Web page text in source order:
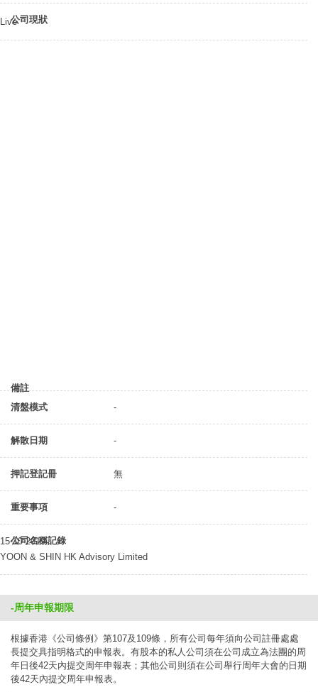
公司現狀
Live
備註
清盤模式
-
解散日期 -
押記登記冊 無
重要事項 -
公司名稱記錄
15-10-2019
YOON & SHIN HK Advisory Limited
-周年申報期限
根據香港《公司條例》第107及109條，所有公司每年須向公司註冊處處
長提交具指明格式的申報表。有股本的私人公司須在公司成立為法團的周
年日後42天內提交周年申報表；其他公司則須在公司舉行周年大會的日期
後42天內提交周年申報表。